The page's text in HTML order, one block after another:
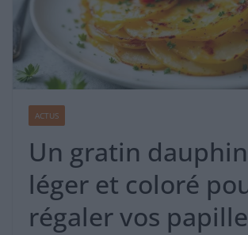
ACTUS
Un gratin
léger et coloré
régaler vos